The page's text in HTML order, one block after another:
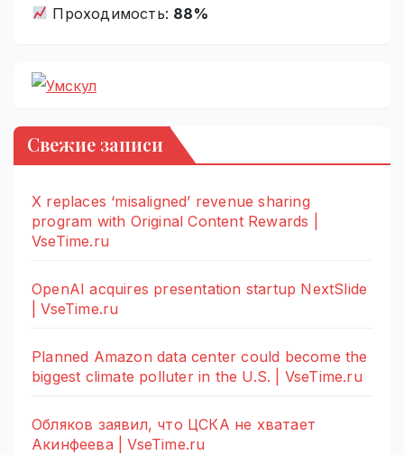
Проходимость: 88%
Свежие записи
X replaces ‘misaligned’ revenue sharing
program with Original Content Rewards |
VseTime.ru
OpenAI acquires presentation startup NextSlide
| VseTime.ru
Planned Amazon data center could become the
biggest climate polluter in the U.S. | VseTime.ru
Обляков заявил, что ЦСКА не хватает
Акинфеева | VseTime.ru